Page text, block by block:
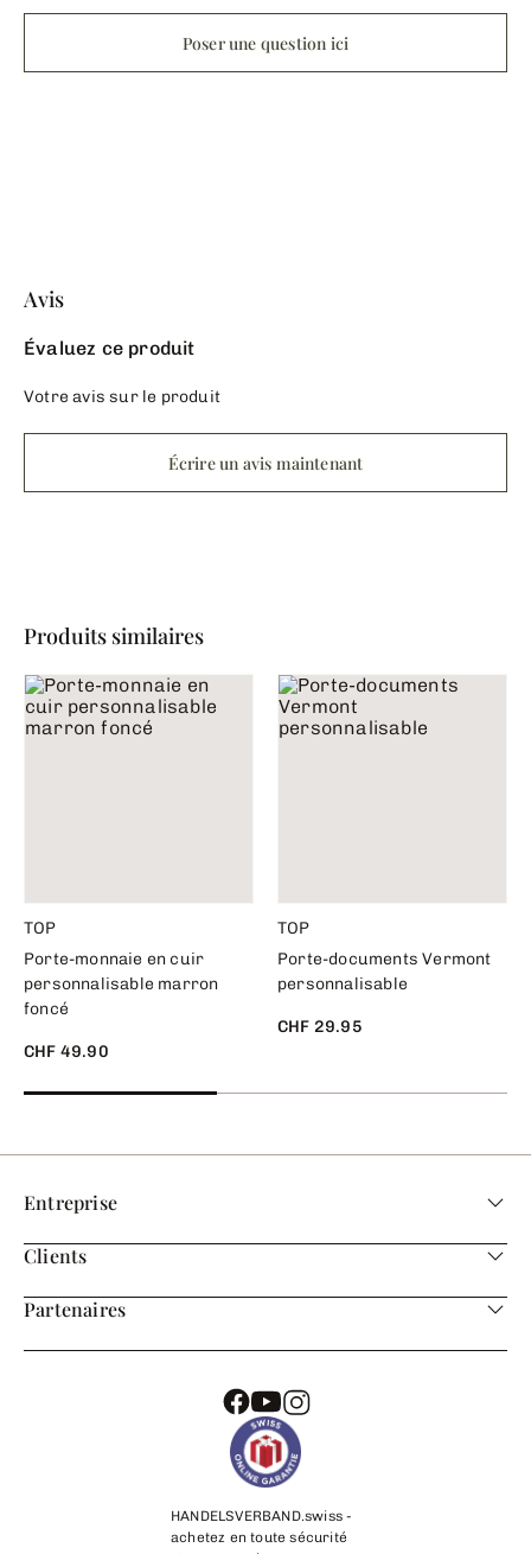
Poser une question ici
Avis
Évaluez ce produit
Votre avis sur le produit
Écrire un avis maintenant
Produits similaires
TOP
Porte-monnaie en cuir
personnalisable marron
foncé
CHF 49.90
TOP
Porte-documents Vermont
personnalisable
CHF 29.95
Entreprise
Clients
Partenaires
HANDELSVERBAND.swiss -
achetez en toute sécurité